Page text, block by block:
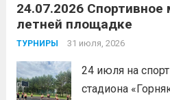
приняли участие
следующие
Шабалин
24.07.2026 Спортивное
летней площадке
ТУРНИРЫ 31 июля, 2026
24 июля на
стадиона